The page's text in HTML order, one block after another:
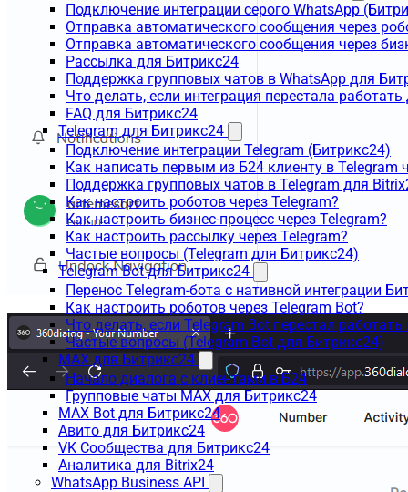
Подключение интеграции серого WhatsApp
Отправка автоматического сообщения через
Отправка автоматического сообщения через
Рассылка для Битрикс24
Поддержка групповых чатов в WhatsApp для
Что делать, если интеграция перестала
FAQ для Битрикс24
Telegram для Битрикс24
Подключение интеграции Telegram (Битрикс24)
Как написать первым из Б24 клиенту в Telegram
Поддержка групповых чатов в Telegram для
Как настроить роботов через Telegram?
Как настроить бизнес-процесс через Telegram?
Как настроить рассылку через Telegram?
Частые вопросы (Telegram для Битрикс24)
Telegram Bot для Битрикс24
Перенос Telegram-бота с нативной интеграции
Как настроить роботов через Telegram Bot?
Что делать, если Telegram Bot перестал
Частые вопросы (Telegram Bot для Битрикс24)
MAX для Битрикс24
Начало диалога с клиентами в Б24
Групповые чаты MAX для Битрикс24
MAX Bot для Битрикс24
Авито для Битрикс24
VK Сообщества для Битрикс24
Аналитика для Bitrix24
WhatsApp Business API